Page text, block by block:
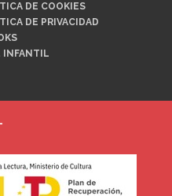
DE COOKIES
DE PRIVACIDAD
INFANTIL